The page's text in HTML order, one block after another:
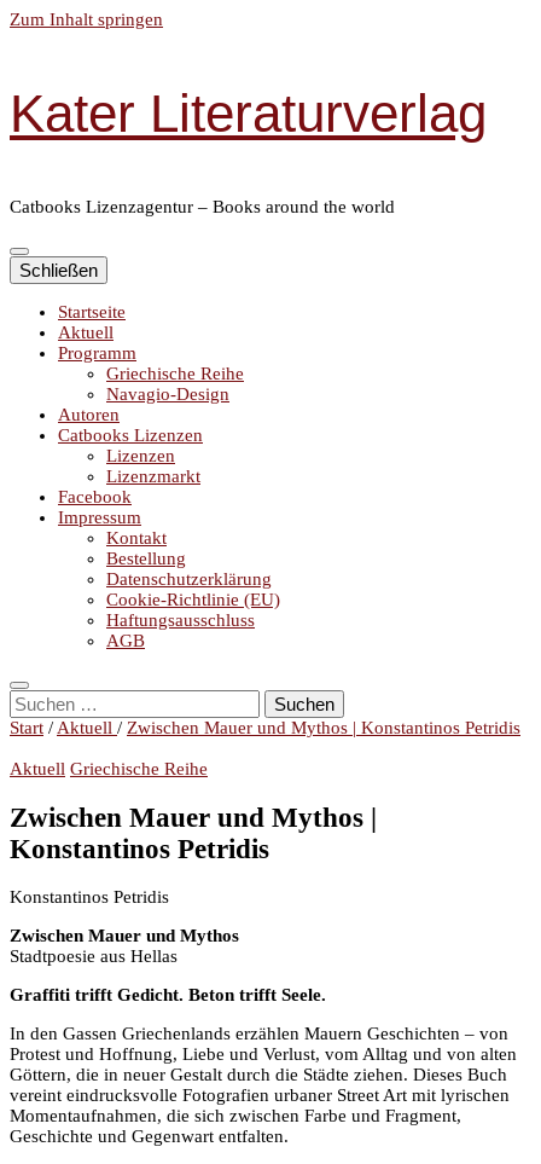
Zum Inhalt springen
Kater Literaturverlag
Catbooks Lizenzagentur – Books around the world
Schließen
Startseite
Aktuell
Programm
Griechische Reihe
Navagio-Design
Autoren
Catbooks Lizenzen
Lizenzen
Lizenzmarkt
Facebook
Impressum
Kontakt
Bestellung
Datenschutzerklärung
Cookie-Richtlinie (EU)
Haftungsausschluss
AGB
Suchen
nach:
Start / Aktuell / Zwischen Mauer und Mythos | Konstantinos Petridis
Aktuell Griechische Reihe
Zwischen Mauer und Mythos |
Konstantinos Petridis
Konstantinos Petridis
Zwischen Mauer und Mythos
Stadtpoesie aus Hellas
Graffiti trifft Gedicht. Beton trifft Seele.
In den Gassen Griechenlands erzählen Mauern Geschichten – von
Protest und Hoffnung, Liebe und Verlust, vom Alltag und von alten
Göttern, die in neuer Gestalt durch die Städte ziehen. Dieses Buch
vereint eindrucksvolle Fotografien urbaner Street Art mit lyrischen
Momentaufnahmen, die sich zwischen Farbe und Fragment,
Geschichte und Gegenwart entfalten.